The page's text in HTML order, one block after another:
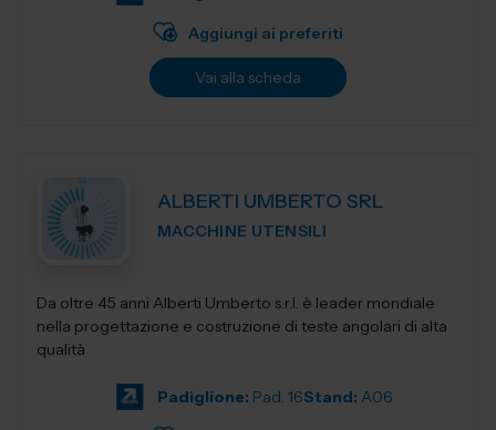
Aggiungi ai preferiti
Vai alla scheda
ALBERTI UMBERTO SRL
MACCHINE UTENSILI
Da oltre 45 anni Alberti Umberto s.r.l. è leader mondiale
nella progettazione e costruzione di teste angolari di alta
qualità
Padiglione: Pad. 16Stand: A06